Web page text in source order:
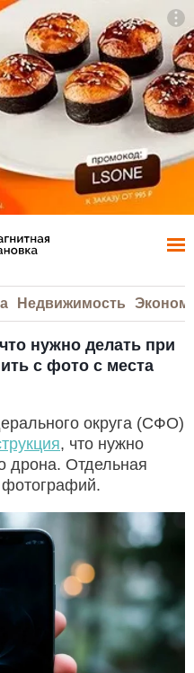
Недвижимость
нужно делать при
с фото с места
округа (СФО)
, что нужно
дрона. Отдельная